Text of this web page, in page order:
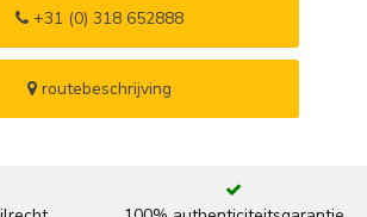
+31 (0) 318 652888
routebeschrijving